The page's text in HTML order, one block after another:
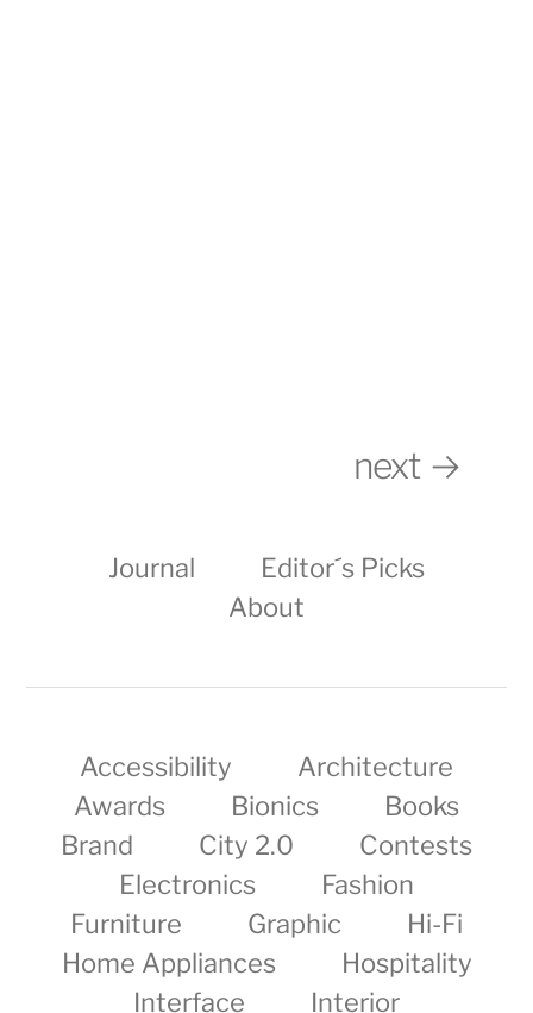
next →
Journal
Editor´s Picks
About
Accessibility
Architecture
Awards
Bionics
Books
Brand
City 2.0
Contests
Electronics
Fashion
Furniture
Graphic
Hi-Fi
Home Appliances
Hospitality
Interface
Interior